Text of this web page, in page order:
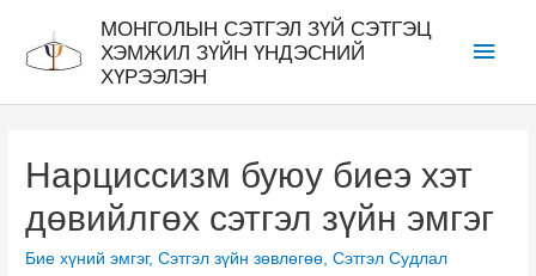
content
МОНГОЛЫН СЭТГЭЛ ЗҮЙ СЭТГЭЦ
ХЭМЖИЛ ЗҮЙН ҮНДЭСНИЙ
ХҮРЭЭЛЭН
Main
Нарциссизм буюу биеэ хэт
дөвийлгөх сэтгэл зүйн эмгэг
Бие хүний эмгэг,Сэтгэл зүйн зөвлөгөө,Сэтгэл Судлал